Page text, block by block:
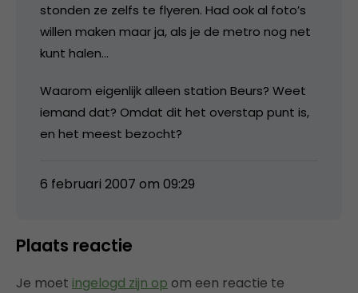
stonden ze zelfs te flyeren. Had ook al foto’s
willen maken maar ja, als je de metro nog net
kunt halen…
Waarom eigenlijk alleen station Beurs? Weet
iemand dat? Omdat dit het overstap punt is,
en het meest bezocht?
6 februari 2007 om 09:29
Plaats reactie
Je moet ingelogd zijn op om een reactie te